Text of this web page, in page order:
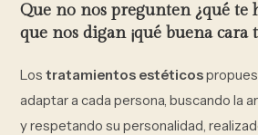
Que no nos pregunten ¿qué te
que nos digan ¡qué buena cara
Lostratamientos estéticos
adaptar a cada persona, buscando la
y respetando su personalidad,